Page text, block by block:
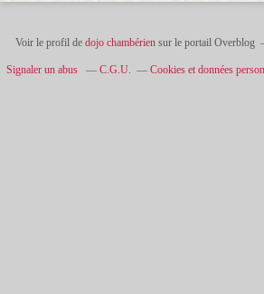
Voir le profil de dojo chambériensur le portail Overblog
Signaler un abus C.G.U. Cookies et données